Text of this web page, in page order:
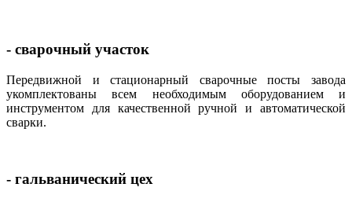
- сварочный участок
Передвижной и стационарный сварочные посты завода
укомплектованы всем необходимым оборудованием и
инструментом для качественной ручной и автоматической
сварки.
- гальванический цех